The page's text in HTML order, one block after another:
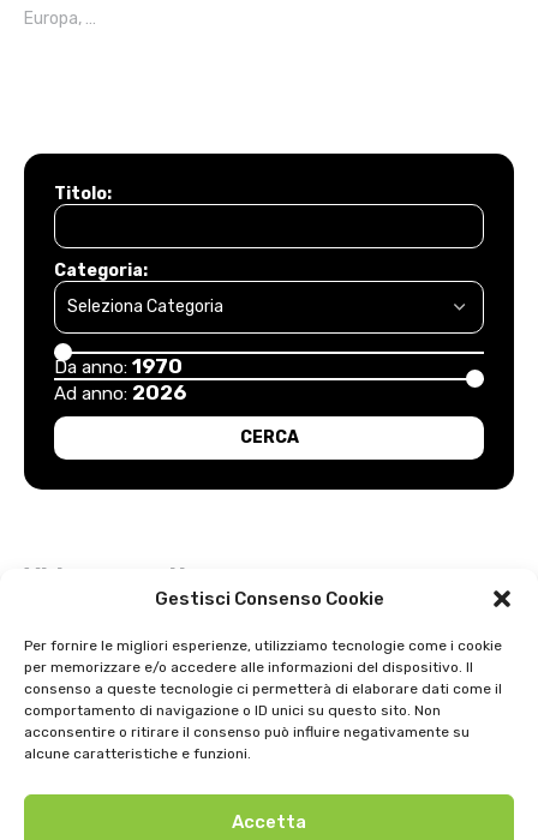
Gestisci Consenso Cookie
Per fornire le migliori esperienze, utilizziamo tecnologie come i cookie
per memorizzare e/o accedere alle informazioni del dispositivo. Il
consenso a queste tecnologie ci permetterà di elaborare dati come il
comportamento di navigazione o ID unici su questo sito. Non
acconsentire o ritirare il consenso può influire negativamente su
alcune caratteristiche e funzioni.
Accetta
Europa, …
Titolo:
Categoria:
Da anno: 1970
Ad anno: 2026
Video recenti
Intervista a Gian Antonio Stella su “L’orda” di Luigi Bardelli 2002
Festa dell’ Unità PDS: interviste 1991